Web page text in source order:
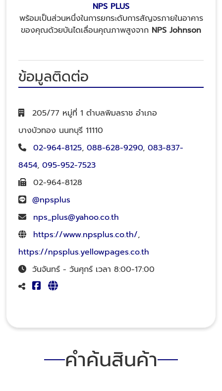
NPS PLUS
พร้อมเป็นส่วนหนึ่งในการยกระดับการสัญจรภายในอาคาร
ของคุณด้วยบันไดเลื่อนคุณภาพสูงจาก NPS Johnson
ข้อมูลติดต่อ
205/77 หมู่ที่ 1 ตำบลพิมลราช อำเภอ
บางบัวทอง นนทบุรี 11110
02-964-8125, 088-628-9290, 083-837-
8454, 095-952-7523
02-964-8128
@npsplus
nps_plus@yahoo.co.th
https://www.npsplus.co.th/,
https://npsplus.yellowpages.co.th
วันจันทร์ - วันศุกร์ เวลา 8:00-17:00
คำค้นสินค้า